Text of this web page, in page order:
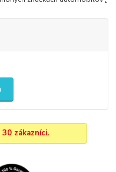
zákazníci.